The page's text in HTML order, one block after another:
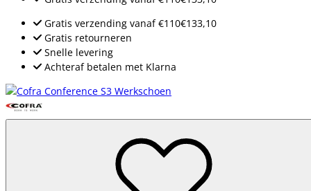
Gratis verzending vanaf€110€133,10
Gratis retourneren
Snelle levering
Achteraf betalen met Klarna